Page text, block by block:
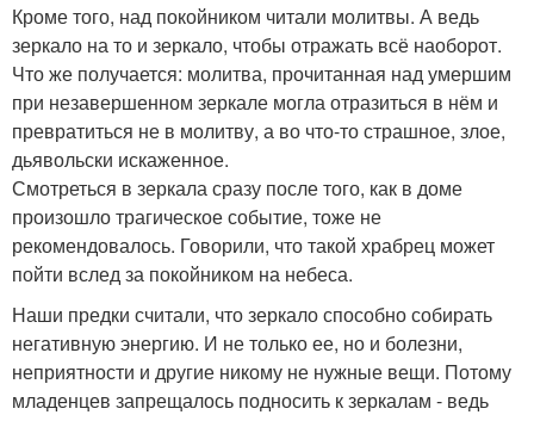
Кроме того, над покойником читали молитвы. А ведь
зеркало на то и зеркало, чтобы отражать всё наоборот.
Что же получается: молитва, прочитанная над умершим
при незавершенном зеркале могла отразиться в нём и
превратиться не в молитву, а во что-то страшное, злое,
дьявольски искаженное.
Смотреться в зеркала сразу после того, как в доме
произошло трагическое событие, тоже не
рекомендовалось. Говорили, что такой храбрец может
пойти вслед за покойником на небеса.
Наши предки считали, что зеркало способно собирать
негативную энергию. И не только ее, но и болезни,
неприятности и другие никому не нужные вещи. Потому
младенцев запрещалось подносить к зеркалам - ведь